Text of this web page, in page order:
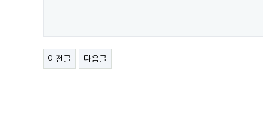
이전글 다음글